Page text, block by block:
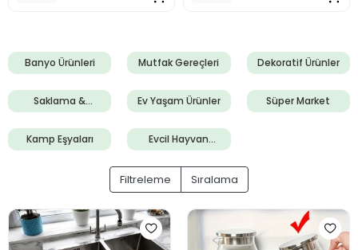
Banyo Ürünleri Mutfak Gereçleri Dekoratif Ürünler
Saklama &
Düzenleme
Ürünleri
Ev Yaşam Ürünler Süper Market
Kamp Eşyaları
Evcil Hayvan
Ürünleri
Filtreleme Sıralama